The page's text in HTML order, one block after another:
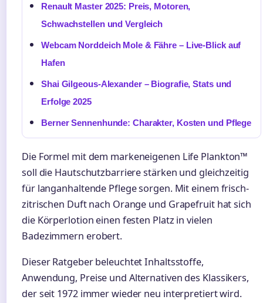
Renault Master 2025: Preis, Motoren,
Schwachstellen und Vergleich
Webcam Norddeich Mole & Fähre – Live-Blick auf
Hafen
Shai Gilgeous-Alexander – Biografie, Stats und
Erfolge 2025
Berner Sennenhunde: Charakter, Kosten und Pflege
Die Formel mit dem markeneigenen Life Plankton™
soll die Hautschutzbarriere stärken und gleichzeitig
für langanhaltende Pflege sorgen. Mit einem frisch-
zitrischen Duft nach Orange und Grapefruit hat sich
die Körperlotion einen festen Platz in vielen
Badezimmern erobert.
Dieser Ratgeber beleuchtet Inhaltsstoffe,
Anwendung, Preise und Alternativen des Klassikers,
der seit 1972 immer wieder neu interpretiert wird.